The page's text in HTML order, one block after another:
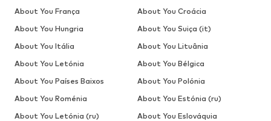
About You França
About You Croácia
About You Hungria
About You Suiça (it)
About You Itália
About You Lituânia
About You Letónia
About You Bélgica
About You Países Baixos
About You Polónia
About You Roménia
About You Estónia (ru)
About You Letónia (ru)
About You Eslováquia